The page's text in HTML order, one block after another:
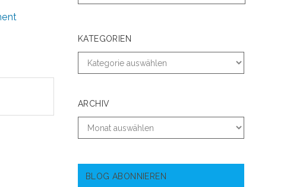
KATEGORIEN
ARCHIV
BLOG ABONNIEREN